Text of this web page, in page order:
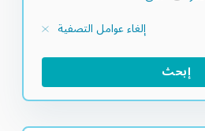
إلغاء عوامل التصفية
إبحث